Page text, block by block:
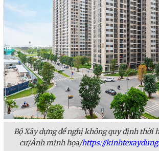
Bộ Xây dựng đề nghị không quy định thời
cư/Ảnh minh họa/https://